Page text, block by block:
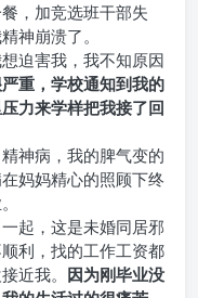
，加竞选班干部失
神崩溃了。
迫害我，我不知原因
重，学校通知到我的
力来学样把我接了回
神病，我的脾气变的
妈妈精心的照顾下终
起，这是未婚同居邪
利，找的工作工资都
近我。 因为刚毕业没